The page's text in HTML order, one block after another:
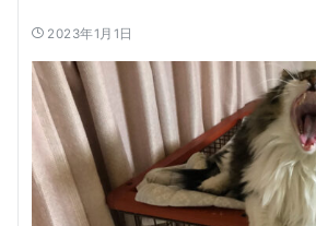
2023年1月1日